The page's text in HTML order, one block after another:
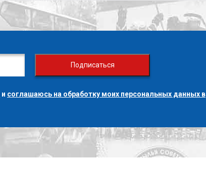
Подписаться
и соглашаюсь на обработку моих персональных данных в